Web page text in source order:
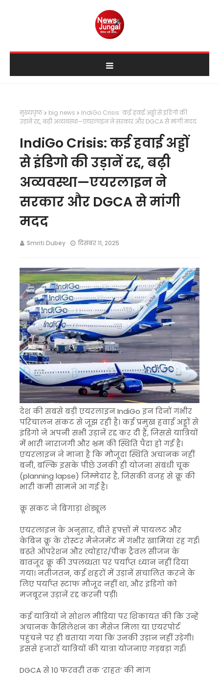
मुख्यपृष्ठ big news
IndiGo Crisis: कई हवाई अड्डों से इंडिगो की
उड़ानें रद्द, बढ़ी अव्यवस्था—एयरलाइन ने सरकार और DGCA से मांगी मदद
IndiGo Crisis: कई हवाई अड्डों
से इंडिगो की उड़ानें रद्द, बढ़ी
अव्यवस्था—एयरलाइन ने
सरकार और DGCA से मांगी
मदद
Smriti Dubey दिसंबर 11, 2025
देश की सबसे बड़ी एयरलाइन IndiGo इन दिनों गंभीर
परिचालन संकट से जूझ रही है। कई प्रमुख हवाई अड्डों से
इंडिगो ने अपनी सभी उड़ानें रद्द कर दी हैं, जिससे यात्रियों
में भारी नाराजगी और भ्रम की स्थिति पैदा हो गई है।
एयरलाइन ने माना है कि मौजूदा स्थिति अचानक नहीं
बनी, बल्कि इसके पीछे उनकी ही योजना संबंधी चूक
(planning lapse) जिम्मेदार है, जिसकी वजह से क्रू की
भारी कमी सामने आ गई है।
क्रू संकट ने बिगाड़ा शेड्यूल
एयरलाइन के अनुसार, बीते हफ्तों में पायलट और
केबिन क्रू के रोस्टर मैनेजमेंट में गंभीर खामियां रह गईं।
बढ़ते ऑपरेशन और त्योहार/पीक ट्रैवल सीजन के
बावजूद क्रू की उपलब्धता पर पर्याप्त ध्यान नहीं दिया
गया। नतीजतन, कई शहरों में उड़ानें संचालित करने के
लिए पर्याप्त स्टाफ मौजूद नहीं था, और इंडिगो को
मजबूरन उड़ानें रद्द करनी पड़ीं।
कई यात्रियों ने सोशल मीडिया पर शिकायत की कि उन्हें
अचानक कैंसिलेशन का मैसेज मिला या एयरपोर्ट
पहुंचने पर ही बताया गया कि उनकी उड़ान नहीं उड़ेगी।
इससे हजारों यात्रियों की यात्रा योजनाएं गड़बड़ा गईं।
DGCA से 10 फरवरी तक ‘राहत’ की मांग